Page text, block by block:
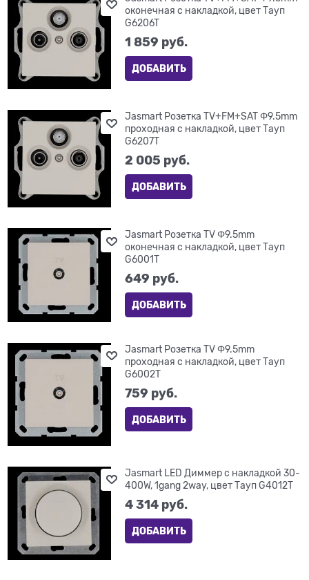
оконечная с накладкой, цвет Тауп
G6206T
1 859 руб.
ДОБАВИТЬ
Jasmart Розетка TV+FM+SAT Φ9.5mm
проходная с накладкой, цвет Тауп
G6207T
2 005 руб.
ДОБАВИТЬ
Jasmart Розетка TV Φ9.5mm
оконечная с накладкой, цвет Тауп
G6001T
649 руб.
ДОБАВИТЬ
Jasmart Розетка TV Φ9.5mm
проходная с накладкой, цвет Тауп
G6002T
759 руб.
ДОБАВИТЬ
Jasmart LED Диммер с накладкой 30-
400W, 1gang 2way, цвет Тауп G4012T
4 314 руб.
ДОБАВИТЬ